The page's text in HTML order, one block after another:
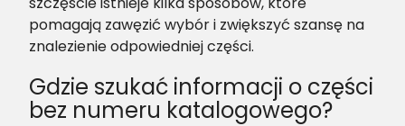
pomagają zawęzić wybór i zwiększyć szansę na
znalezienie odpowiedniej części.
Gdzie szukać informacji o części
bez numeru katalogowego?